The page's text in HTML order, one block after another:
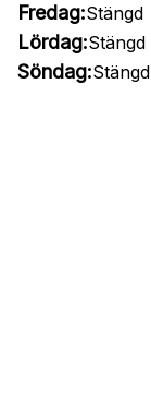
Fredag:Stängd
Lördag:Stängd
Söndag:Stängd